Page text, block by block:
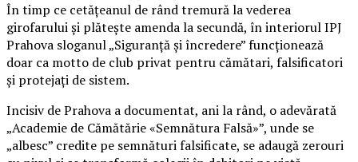
În timp ce cetățeanul de rând tremură la vederea
girofarului și plătește amenda la secundă, în interiorul IPJ
Prahova sloganul „Siguranță și încredere” funcționează
doar ca motto de club privat pentru cămătari, falsificatori
și protejați de sistem.
Incisiv de Prahova a documentat, ani la rând, o adevărată
„Academie de Cămătărie «Semnătura Falsă»”, unde se
„albesc” credite pe semnături falsificate, se adaugă zerouri